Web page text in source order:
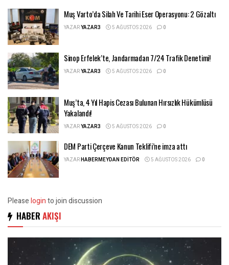
Muş Varto’da Silah Ve Tarihi Eser Operasyonu: 2 Gözaltı
YAZARYAZAR3 5 AĞUSTOS 2026 0
Sinop Erfelek’te, Jandarmadan 7/24 Trafik Denetimi!
YAZARYAZAR3 5 AĞUSTOS 2026 0
Muş’ta, 4 Yıl Hapis Cezası Bulunan Hırsızlık Hükümlüsü
Yakalandı!
YAZARYAZAR3 5 AĞUSTOS 2026 0
DEM Parti Çerçeve Kanun Teklifi’ne imza attı
YAZARHABERMEYDAN EDITÖR 5 AĞUSTOS 2026 0
Pleaseloginto join discussion
HABER AKIŞI